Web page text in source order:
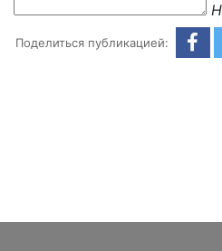
Поделиться публикацией: